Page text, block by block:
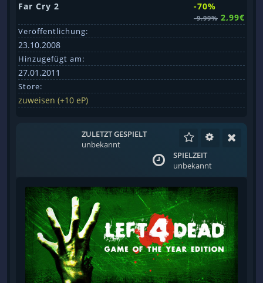
Far Cry 2 -70%
-9.99% 2,99€
Veröffentlichung:
23.10.2008
Hinzugefügt am:
27.01.2011
Store:
zuweisen (+10 eP)
ZULETZT GESPIELT
unbekannt
SPIELZEIT
unbekannt